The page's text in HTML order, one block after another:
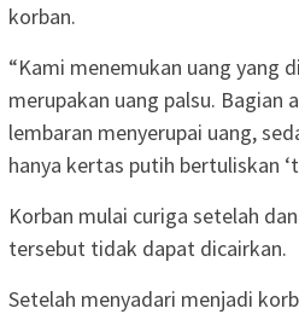
korban.
“Kami menemukan uang yang
merupakan uang palsu. Bagian
lembaran menyerupai uang,
hanya kertas putih bertuliskan
Korban mulai curiga setelah
tersebut tidak dapat dicairkan.
Setelah menyadari menjadi